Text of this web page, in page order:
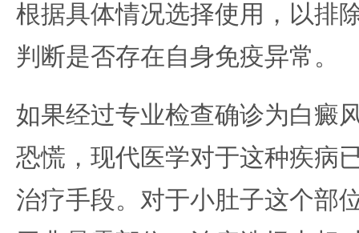
根据具体情况选择使用，以排
判断是否存在自身免疫异常。
如果经过专业检查确诊为白癜
恐慌，现代医学对于这种疾病
治疗手段。对于小肚子这个部